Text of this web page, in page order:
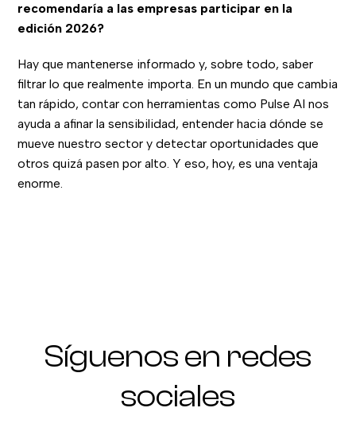
recomendaría a las empresas participar en la
edición 2026?
Hay que mantenerse informado y, sobre todo, saber
filtrar lo que realmente importa. En un mundo que cambia
tan rápido, contar con herramientas como Pulse AI nos
ayuda a afinar la sensibilidad, entender hacia dónde se
mueve nuestro sector y detectar oportunidades que
otros quizá pasen por alto. Y eso, hoy, es una ventaja
enorme.
Síguenos en redes
sociales